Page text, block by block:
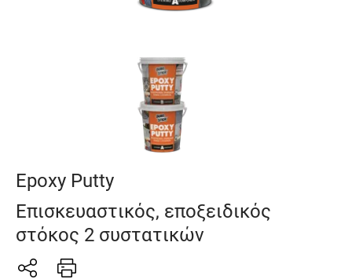
Epoxy Putty
Επισκευαστικός, εποξειδικός
στόκος 2 συστατικών